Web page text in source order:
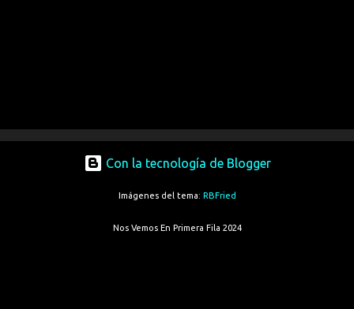
Con la tecnología de Blogger
Imágenes del tema: RBFried
Nos Vemos En Primera Fila 2024